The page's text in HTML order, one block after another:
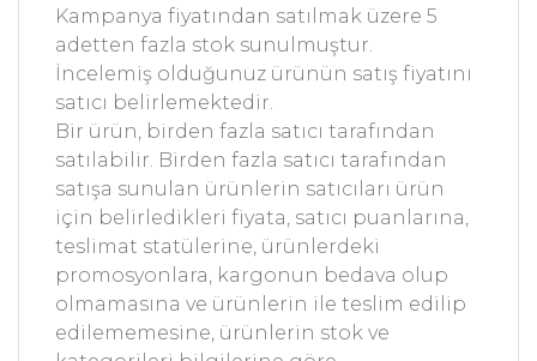
Kampanya fiyatından satılmak üzere 5
adetten fazla stok sunulmuştur.
İncelemiş olduğunuz ürünün satış fiyatını
satıcı belirlemektedir.
Bir ürün, birden fazla satıcı tarafından
satılabilir. Birden fazla satıcı tarafından
satışa sunulan ürünlerin satıcıları ürün
için belirledikleri fiyata, satıcı puanlarına,
teslimat statülerine, ürünlerdeki
promosyonlara, kargonun bedava olup
olmamasına ve ürünlerin ile teslim edilip
edilememesine, ürünlerin stok ve